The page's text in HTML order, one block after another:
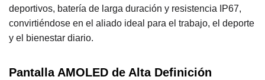
deportivos, batería de larga duración y resistencia IP67,
convirtiéndose en el aliado ideal para el trabajo, el deporte
y el bienestar diario.
Pantalla AMOLED de Alta Definición